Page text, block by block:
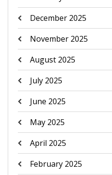
December 2025
November 2025
August 2025
July 2025
June 2025
May 2025
April 2025
February 2025